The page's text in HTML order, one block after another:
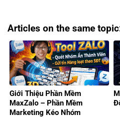
Articles on the same
Giới Thiệu Phần Mềm
MaxZalo – Phần Mềm
Marketing Kéo Nhóm